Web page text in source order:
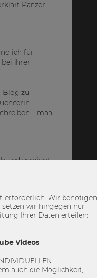
Panzer
ich für
bei ihrer
Blog zu
– man
und verdient
–
ermahnt
Minute auf
erforderlich. Wir benötigen
wir hingegen nur
Ihrer Daten erteilen:
Videos
auch die Möglichkeit,